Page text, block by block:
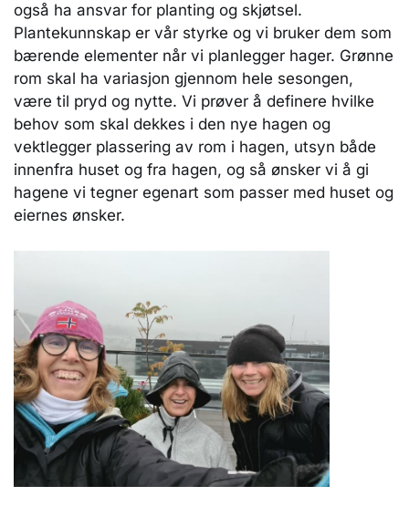
også ha ansvar for planting og skjøtsel.
Plantekunnskap er vår styrke og vi bruker dem som
bærende elementer når vi planlegger hager. Grønne
rom skal ha variasjon gjennom hele sesongen,
være til pryd og nytte. Vi prøver å definere hvilke
behov som skal dekkes i den nye hagen og
vektlegger plassering av rom i hagen, utsyn både
innenfra huset og fra hagen, og så ønsker vi å gi
hagene vi tegner egenart som passer med huset og
eiernes ønsker.